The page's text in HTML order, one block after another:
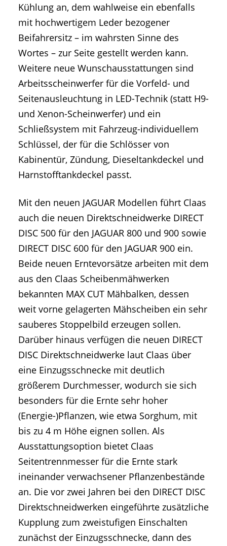
Kühlung an, dem wahlweise ein ebenfalls
mit hochwertigem Leder bezogener
Beifahrersitz – im wahrsten Sinne des
Wortes – zur Seite gestellt werden kann.
Weitere neue Wunschausstattungen sind
Arbeitsscheinwerfer für die Vorfeld- und
Seitenausleuchtung in LED-Technik (statt H9-
und Xenon-Scheinwerfer) und ein
Schließsystem mit Fahrzeug-individuellem
Schlüssel, der für die Schlösser von
Kabinentür, Zündung, Dieseltankdeckel und
Harnstofftankdeckel passt.
Mit den neuen JAGUAR Modellen führt Claas
auch die neuen Direktschneidwerke DIRECT
DISC 500 für den JAGUAR 800 und 900 sowie
DIRECT DISC 600 für den JAGUAR 900 ein.
Beide neuen Erntevorsätze arbeiten mit dem
aus den Claas Scheibenmähwerken
bekannten MAX CUT Mähbalken, dessen
weit vorne gelagerten Mähscheiben ein sehr
sauberes Stoppelbild erzeugen sollen.
Darüber hinaus verfügen die neuen DIRECT
DISC Direktschneidwerke laut Claas über
eine Einzugsschnecke mit deutlich
größerem Durchmesser, wodurch sie sich
besonders für die Ernte sehr hoher
(Energie-)Pflanzen, wie etwa Sorghum, mit
bis zu 4 m Höhe eignen sollen. Als
Ausstattungsoption bietet Claas
Seitentrennmesser für die Ernte stark
ineinander verwachsener Pflanzenbestände
an. Die vor zwei Jahren bei den DIRECT DISC
Direktschneidwerken eingeführte zusätzliche
Kupplung zum zweistufigen Einschalten
zunächst der Einzugsschnecke, dann des